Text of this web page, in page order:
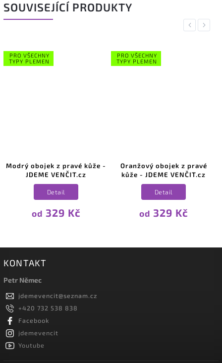
SOUVISEJÍCÍ PRODUKTY
Previous
PRO VŠECHNY
TYPY PLEMEN
Modrý obojek z pravé kůže -
JDEME VENČIT.cz
od 329 Kč
Detail
PRO VŠECHNY
TYPY PLEMEN
Oranžový obojek z pravé
kůže - JDEME VENČIT.cz
od 329 Kč
Detail
Next
KONTAKT
Petr Němec
jdemevencit@seznam.cz
+420 732 538 838
Facebook
jdemevencit
Youtube